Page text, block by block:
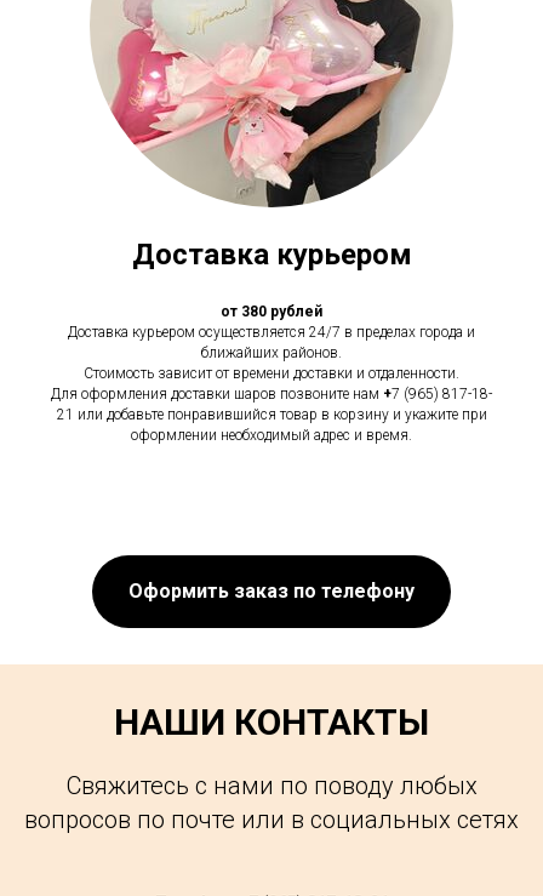
Доставка курьером
от 380 рублей
Доставка курьером осуществляется 24/7 в пределах города и
ближайших районов.
Стоимость зависит от времени доставки и отдаленности.
Для оформления доставки шаров позвоните нам +7 (965) 817-18-
21 или добавьте понравившийся товар в корзину и укажите при
оформлении необходимый адрес и время.
Оформить заказ по телефону
НАШИ КОНТАКТЫ
Свяжитесь с нами по поводу любых
вопросов по почте или в социальных сетях